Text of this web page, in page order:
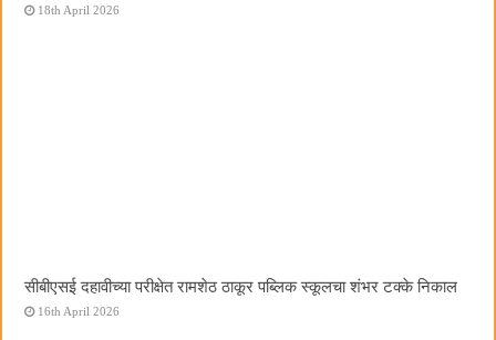
18th April 2026
सीबीएसई दहावीच्या परीक्षेत रामशेठ ठाकूर पब्लिक स्कूलचा शंभर टक्के निकाल
16th April 2026